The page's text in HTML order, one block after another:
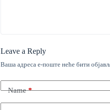
Leave a Reply
Ваша адреса е-поште неће бити
Name*